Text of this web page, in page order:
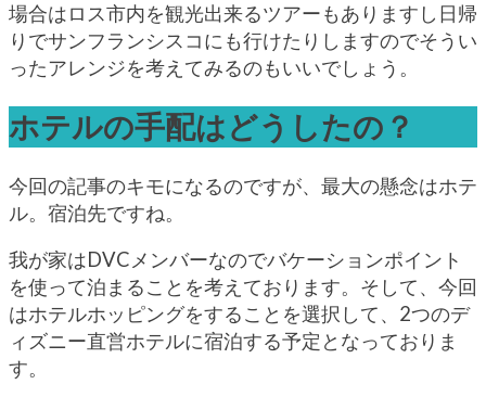
場合はロス市内を観光出来るツアーもありますし日帰
りでサンフランシスコにも行けたりしますのでそうい
ったアレンジを考えてみるのもいいでしょう。
ホテルの手配はどうしたの？
今回の記事のキモになるのですが、最大の懸念はホテ
ル。宿泊先ですね。
我が家はDVCメンバーなのでバケーションポイント
を使って泊まることを考えております。そして、今回
はホテルホッピングをすることを選択して、2つのデ
ィズニー直営ホテルに宿泊する予定となっておりま
す。